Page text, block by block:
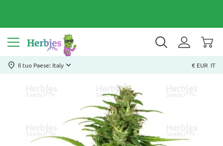
Il tuo Paese: Italy € EUR IT